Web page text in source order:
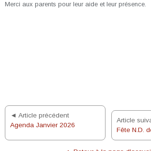
Merci aux parents pour leur aide et leur présence.
◄ Article précédent
Agenda Janvier 2026
Article
Fête N.D.